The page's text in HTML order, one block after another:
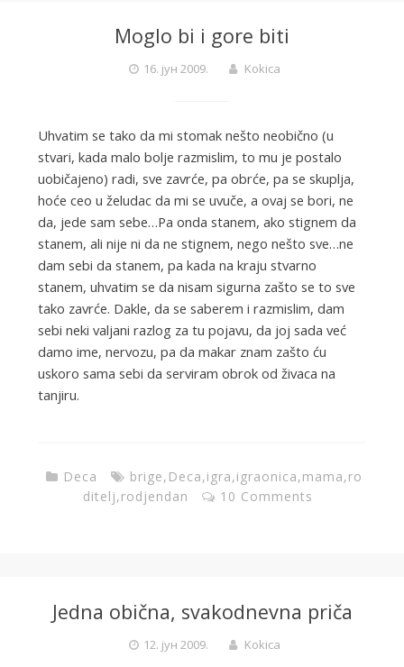
Moglo bi i gore biti
16. јун 2009. Kokica
Uhvatim se tako da mi stomak nešto neobično (u
stvari, kada malo bolje razmislim, to mu je postalo
uobičajeno) radi, sve zavrće, pa obrće, pa se skuplja,
hoće ceo u želudac da mi se uvuče, a ovaj se bori, ne
da, jede sam sebe…Pa onda stanem, ako stignem da
stanem, ali nije ni da ne stignem, nego nešto sve…ne
dam sebi da stanem, pa kada na kraju stvarno
stanem, uhvatim se da nisam sigurna zašto se to sve
tako zavrće. Dakle, da se saberem i razmislim, dam
sebi neki valjani razlog za tu pojavu, da joj sada već
damo ime, nervozu, pa da makar znam zašto ću
uskoro sama sebi da serviram obrok od živaca na
tanjiru.
Deca brige, Deca,igra,igraonica,mama,ro
ditelj,rodjendan 10 Comments
Jedna obična, svakodnevna priča
12. јун 2009. Kokica